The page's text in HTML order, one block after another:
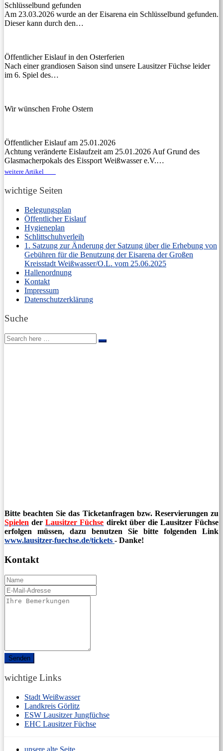
Schlüsselbund gefunden
Am 23.03.2026 wurde an der Eisarena ein Schlüsselbund gefunden.
Dieser kann durch den…
Öffentlicher Eislauf in den Osterferien
Nach einer grandiosen Saison sind unsere Lausitzer Füchse leider
im 6. Spiel des…
Wir wünschen Frohe Ostern
Öffentlicher Eislauf am 25.01.2026
Achtung veränderte Eislaufzeit am 25.01.2026 Auf Grund des
Glasmacherpokals des Eissport Weißwasser e.V.…
weitere Artikel
wichtige Seiten
Belegungsplan
Öffentlicher Eislauf
Hygieneplan
Schlittschuhverleih
1. Satzung zur Änderung der Satzung über die Erhebung von
Gebühren für die Benutzung der Eisarena der Großen
Kreisstadt Weißwasser/O.L. vom 25.06.2025
Hallenordnung
Kontakt
Impressum
Datenschutzerklärung
Suche
Search
for:
Search
Bitte beachten Sie das Ticketanfragen bzw. Reservierungen zu
Spielen derLausitzer Füchse direkt über die Lausitzer Füchse
erfolgen müssen, dazu benutzen Sie bitte folgenden Link
www.lausitzer-fuechse.de/tickets - Danke!
Kontakt
Name
E-
Mail
Comments
wichtige Links
Stadt Weißwasser
Landkreis Görlitz
ESW Lausitzer Jungfüchse
EHC Lausitzer Füchse
unsere alte Seite